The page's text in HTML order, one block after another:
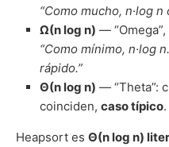
“Como mucho, n·log n
Ω(n log n) — “Omega”,
“Como mínimo, n·log
rápido.”
Θ(n log n) — “Theta”:
coinciden, caso típico.
Heapsort es Θ(n log n)